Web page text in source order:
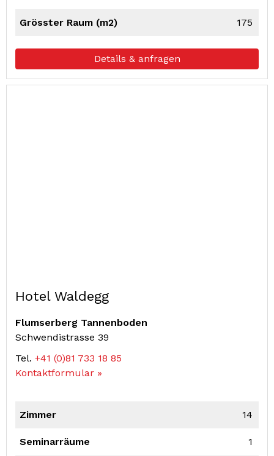
Grösster Raum (m2) 175
Details & anfragen
Hotel Waldegg
Flumserberg Tannenboden
Schwendistrasse 39
Tel. +41 (0)81 733 18 85
Kontaktformular »
Zimmer 14
Seminarräume 1